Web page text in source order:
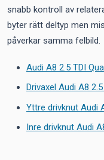
snabb kontroll av
byter rätt deltyp men
påverkar samma felbild.
Audi A8 2.5 TDI
Drivaxel Audi A8
Yttre drivknut Audi
Inre drivknut Audi